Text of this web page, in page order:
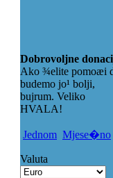
Dobrovoljne
Ako ¾elite pomoæi
budemo jo¹ bolji,
bujrum. Veliko
HVALA!
Jednom Mjese�no
Valuta